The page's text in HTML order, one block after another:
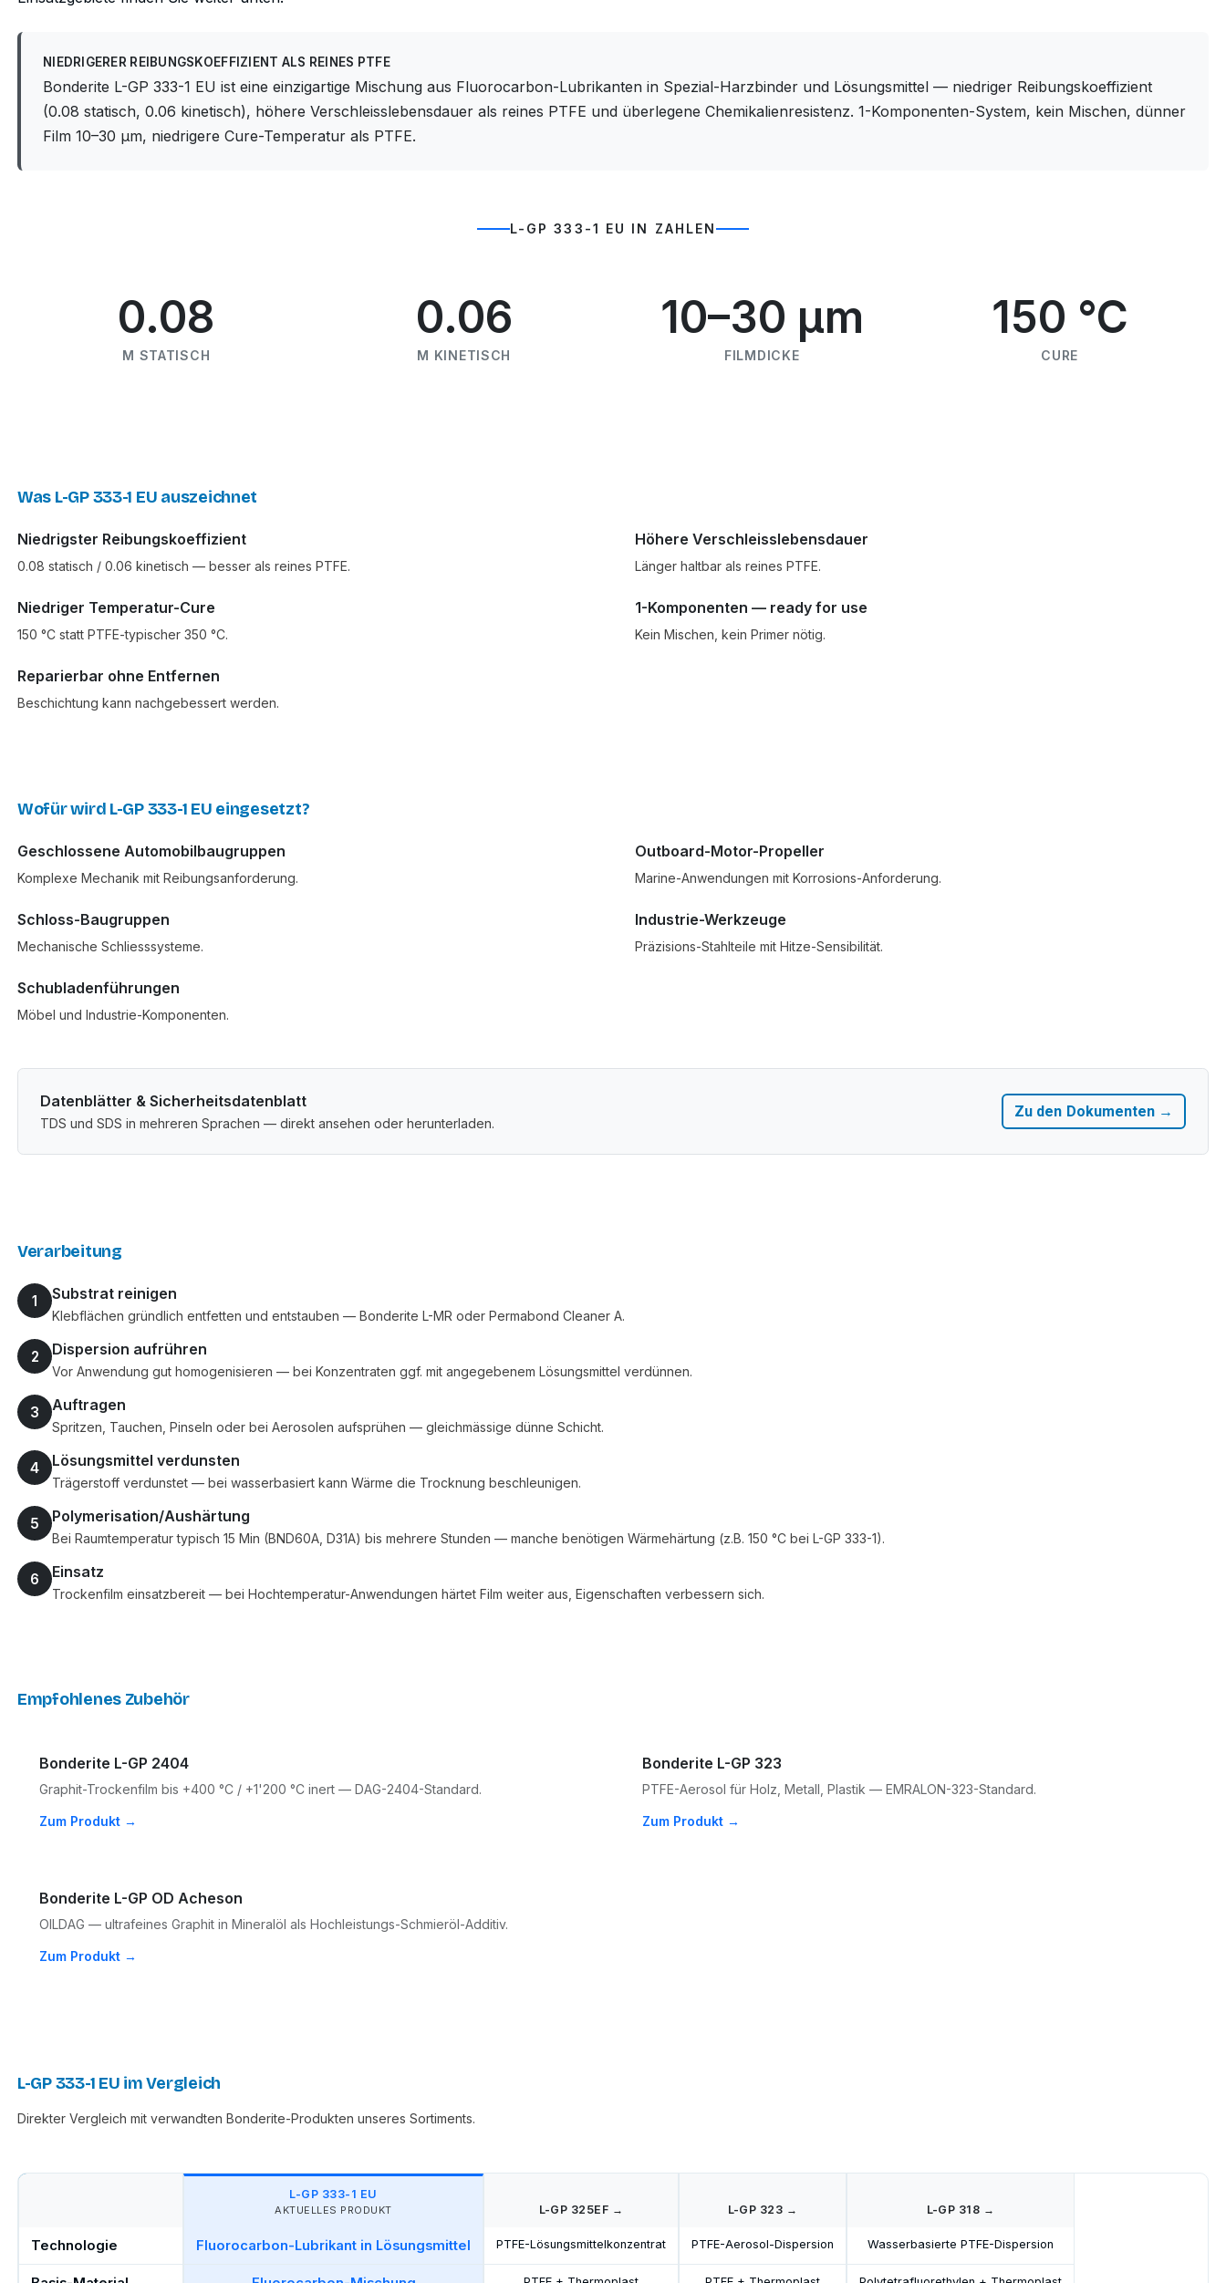
NIEDRIGERER REIBUNGSKOEFFIZIENT ALS REINES PTFE
Bonderite L-GP 333-1 EU ist eine einzigartige Mischung aus Fluorocarbon-Lubrikanten in Spezial-Harzbinder und Lösungsmittel — niedriger Reibungskoeffizient
(0.08 statisch, 0.06 kinetisch), höhere Verschleisslebensdauer als reines PTFE und überlegene Chemikalienresistenz. 1-Komponenten-System, kein Mischen, dünner
Film 10–30 μm, niedrigere Cure-Temperatur als PTFE.
L-GP 333-1 EU IN ZAHLEN
0.08
Μ STATISCH
0.06
Μ KINETISCH
10–30 μm
FILMDICKE
150 °C
CURE
Was L-GP 333-1 EU auszeichnet
Niedrigster Reibungskoeffizient
0.08 statisch / 0.06 kinetisch — besser als reines PTFE.
Höhere Verschleisslebensdauer
Länger haltbar als reines PTFE.
Niedriger Temperatur-Cure
150 °C statt PTFE-typischer 350 °C.
1-Komponenten — ready for use
Kein Mischen, kein Primer nötig.
Reparierbar ohne Entfernen
Beschichtung kann nachgebessert werden.
Wofür wird L-GP 333-1 EU eingesetzt?
Geschlossene Automobilbaugruppen
Komplexe Mechanik mit Reibungsanforderung.
Outboard-Motor-Propeller
Marine-Anwendungen mit Korrosions-Anforderung.
Schloss-Baugruppen
Mechanische Schliesssysteme.
Industrie-Werkzeuge
Präzisions-Stahlteile mit Hitze-Sensibilität.
Schubladenführungen
Möbel und Industrie-Komponenten.
Datenblätter & Sicherheitsdatenblatt
TDS und SDS in mehreren Sprachen — direkt ansehen oder herunterladen.
Zu den Dokumenten →
Verarbeitung
1 Substrat reinigen
Klebflächen gründlich entfetten und entstauben — Bonderite L-MR oder Permabond Cleaner A.
2 Dispersion aufrühren
Vor Anwendung gut homogenisieren — bei Konzentraten ggf. mit angegebenem Lösungsmittel verdünnen.
3 Auftragen
Spritzen, Tauchen, Pinseln oder bei Aerosolen aufsprühen — gleichmässige dünne Schicht.
4 Lösungsmittel verdunsten
Trägerstoff verdunstet — bei wasserbasiert kann Wärme die Trocknung beschleunigen.
5 Polymerisation/Aushärtung
Bei Raumtemperatur typisch 15 Min (BND60A, D31A) bis mehrere Stunden — manche benötigen Wärmehärtung (z.B. 150 °C bei L-GP 333-1).
6 Einsatz
Trockenfilm einsatzbereit — bei Hochtemperatur-Anwendungen härtet Film weiter aus, Eigenschaften verbessern sich.
Empfohlenes Zubehör
Bonderite L-GP 2404
Graphit-Trockenfilm bis +400 °C / +1'200 °C inert — DAG-2404-Standard.
Zum Produkt →
Bonderite L-GP 323
PTFE-Aerosol für Holz, Metall, Plastik — EMRALON-323-Standard.
Zum Produkt →
Bonderite L-GP OD Acheson
OILDAG — ultrafeines Graphit in Mineralöl als Hochleistungs-Schmieröl-Additiv.
Zum Produkt →
L-GP 333-1 EU im Vergleich
Direkter Vergleich mit verwandten Bonderite-Produkten unseres Sortiments.
L-GP 333-1 EU
AKTUELLES PRODUKT L-GP 325EF → L-GP 323 → L-GP 318 →
Technologie Fluorocarbon-Lubrikant in Lösungsmittel PTFE-Lösungsmittelkonzentrat PTFE-Aerosol-Dispersion Wasserbasierte PTFE-Dispersion